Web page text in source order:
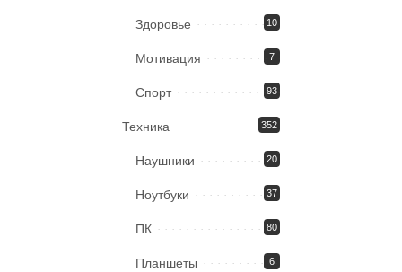
Здоровье 10
Мотивация 7
Спорт 93
Техника 352
Наушники 20
Ноутбуки 37
ПК 80
Планшеты 6